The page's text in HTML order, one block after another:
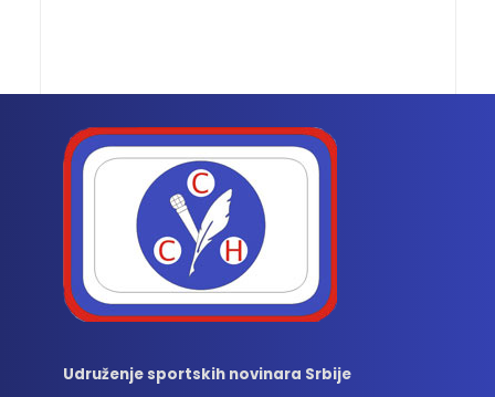
Udruženje sportskih novinara Srbije